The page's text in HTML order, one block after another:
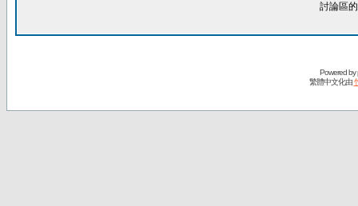
討論區
Powered by
繁體中文化由